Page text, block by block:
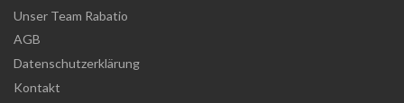
Unser Team Rabatio
AGB
Datenschutzerklärung
Kontakt